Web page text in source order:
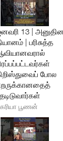
13 |
| பரிசுத்த
போல
பூணன்